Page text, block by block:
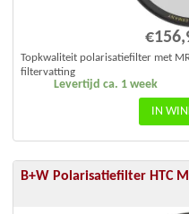
€
Levertijd ca. 1 week
Topkwaliteit polarisatiefilter met
filtervatting
IN
B+W Polarisatiefilter HTC